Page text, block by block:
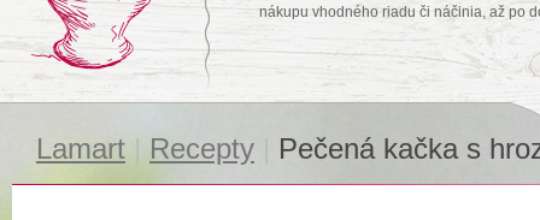
nákupu vhodného riadu či náčinia, až po
Lamart Recepty Pečená kačka s